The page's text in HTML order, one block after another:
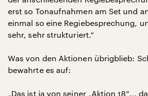
erst so Tonaufnahmen am Set und
einmal so eine Regiebesprechung,
sehr, sehr strukturiert.“
Was von den Aktionen übrigblieb:
bewahrte es auf:
„Das ist ja von seiner „Aktion 18“...